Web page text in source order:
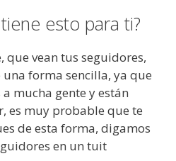
tiene esto para ti?
que vean tus seguidores,
forma sencilla, ya que
mucha gente y están
es muy probable que te
de esta forma, digamos
en un tuit